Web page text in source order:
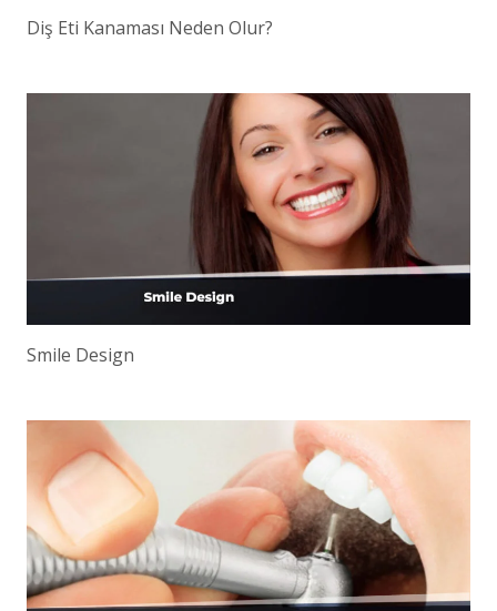
Diş Eti Kanaması Neden Olur?
Smile Design